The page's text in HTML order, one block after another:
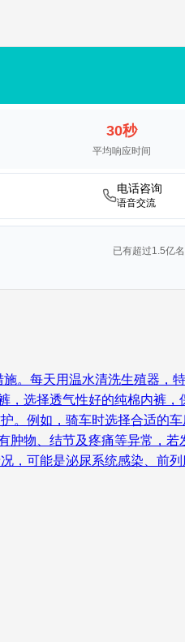
30秒
平均响应时间
电话咨询
语音交流
已有超过1.5亿
。每天用温水清洗生殖器，
选择透气性好的纯棉内裤，
。例如，骑车时选择合适的
物、结节及疼痛等异常，若
，可能是泌尿系统感染、前列